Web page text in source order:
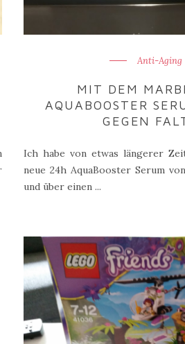
Anti-Aging
MIT DEM
AQUABOOSTER
GEGEN
Ich habe von etwas längerer
neue 24h AquaBooster Serum
und über einen ...